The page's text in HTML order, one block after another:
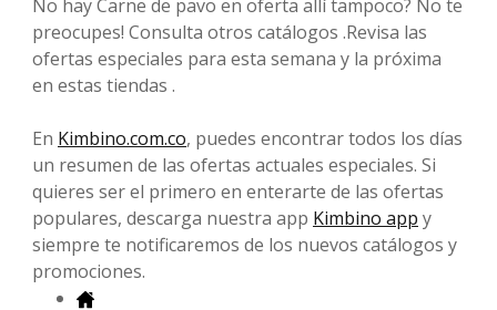
No hay Carne de pavo en oferta allí tampoco? No te
preocupes! Consulta otros catálogos .Revisa las
ofertas especiales para esta semana y la próxima
en estas tiendas .
En Kimbino.com.co, puedes encontrar todos los días
un resumen de las ofertas actuales especiales. Si
quieres ser el primero en enterarte de las ofertas
populares, descarga nuestra app Kimbino app y
siempre te notificaremos de los nuevos catálogos y
promociones.